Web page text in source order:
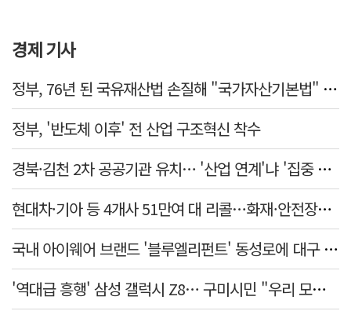
경제 기사
정부, 76년 된 국유재산법 손질해 "국가자산기본법" 만든다
정부, '반도체 이후' 전 산업 구조혁신 착수
경북·김천 2차 공공기관 유치… '산업 연계'냐 '집중 배치'냐
현대차·기아 등 4개사 51만여 대 리콜…화재·안전장치 결함 확인
국내 아이웨어 브랜드 '블루엘리펀트' 동성로에 대구 매장 첫선
'역대급 흥행' 삼성 갤럭시 Z8… 구미시민 "우리 모두 홍보대사"